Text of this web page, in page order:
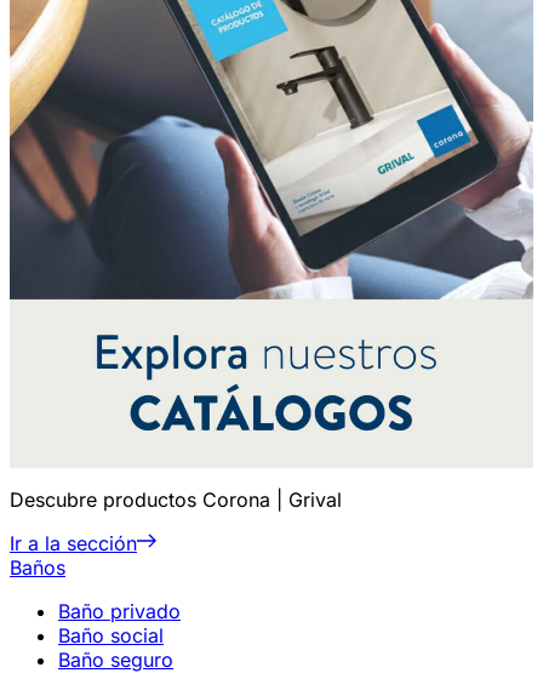
Descubre productos Corona | Grival
Ir a la sección
Baños
Baño privado
Baño social
Baño seguro